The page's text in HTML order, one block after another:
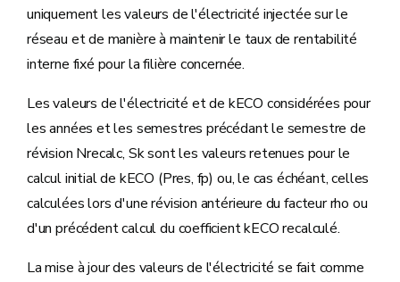
uniquement les valeurs de l'électricité injectée sur le
réseau et de manière à maintenir le taux de rentabilité
interne fixé pour la filière concernée.
Les valeurs de l'électricité et de kECO considérées pour
les années et les semestres précédant le semestre de
révision Nrecalc, Sk sont les valeurs retenues pour le
calcul initial de kECO (Pres, fp) ou, le cas échéant, celles
calculées lors d'une révision antérieure du facteur rho ou
d'un précédent calcul du coefficient kECO recalculé.
La mise à jour des valeurs de l'électricité se fait comme